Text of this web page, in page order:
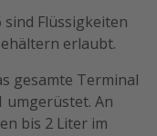
sind Flüssigkeiten
erlaubt.
gesamte Terminal
umgerüstet. An
bis 2 Liter im